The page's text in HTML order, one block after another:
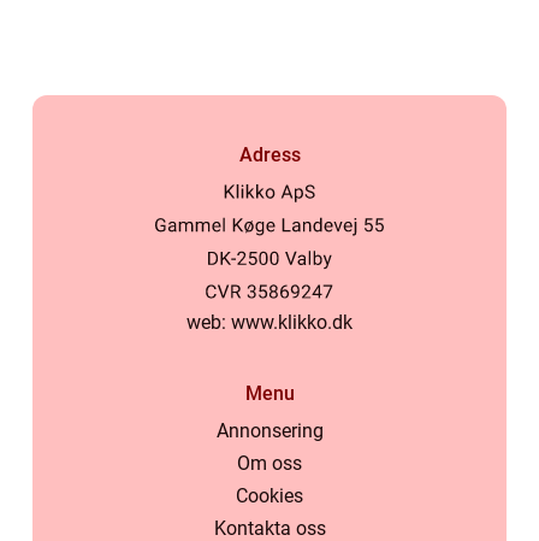
Adress
web: www.klikko.dk
Menu
Annonsering
Om oss
Cookies
Kontakta oss